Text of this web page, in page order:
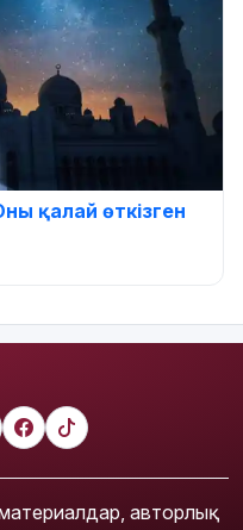
қалай өткізген
авторлық